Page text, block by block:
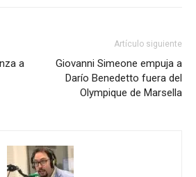
a
Artículo siguiente
Giovanni Simeone empuja a
Darío Benedetto fuera del
Olympique de Marsella